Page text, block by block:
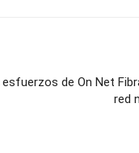
de On Net
red